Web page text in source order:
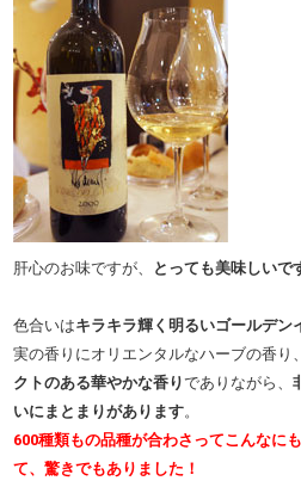
肝心のお味ですが、 とっても美味しいで
色合いはキラキラ輝く明るいゴールデン
実の香りにオリエンタルなハーブの香り
クトのある華やかな香りでありながら、
いにまとまりがあります。
600種類もの品種が合わさってこんなに
て、驚きでもありました！